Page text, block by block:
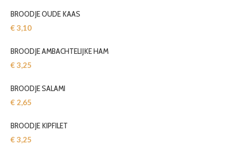
BROODJE OUDE KAAS
€ 3,10‎
BROODJE AMBACHTELIJKE HAM
€ 3,25‎
BROODJE SALAMI
€ 2,65‎
BROODJE KIPFILET
€ 3,25‎